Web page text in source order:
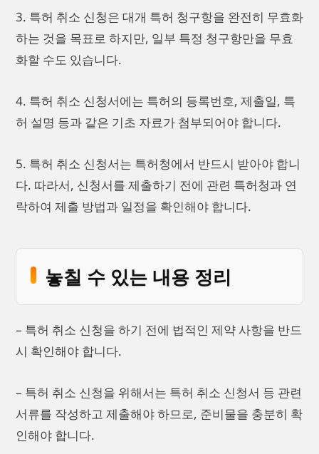
3. 특허 취소 신청은 대개 특허 청구항을 완전히 무효화
하는 것을 목표로 하지만, 일부 특정 청구항만을 무효
화할 수도 있습니다.
4. 특허 취소 신청서에는 특허의 등록번호, 제출일, 특
허 설명 등과 같은 기초 자료가 첨부되어야 합니다.
5. 특허 취소 신청서는 특허청에서 반드시 받아야 합니
다. 따라서, 신청서를 제출하기 전에 관련 특허청과 연
락하여 제출 방법과 일정을 확인해야 합니다.
놓칠 수 있는 내용 정리
– 특허 취소 신청을 하기 전에 법적인 제약 사항을 반드
시 확인해야 합니다.
– 특허 취소 신청을 위해서는 특허 취소 신청서 등 관련
서류를 작성하고 제출해야 하므로, 준비물을 충분히 확
인해야 합니다.